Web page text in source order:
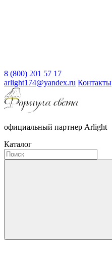
8 (800) 201 57 17
arlight174@yandex.ru Контакты
официальный партнер Arlight
Каталог